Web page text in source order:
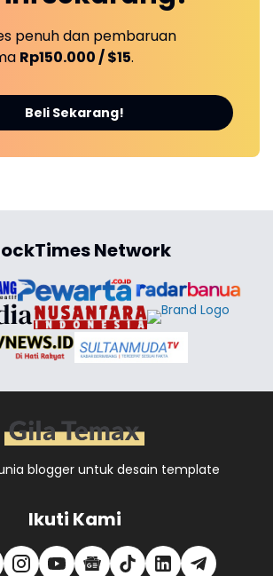
penuh dan pembaruan
Rp150.000 / $15.
Beli Sekarang!
Network
blogger untuk desain template
Ikuti Kami